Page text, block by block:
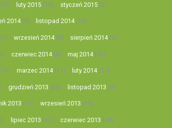
luty 2015 (10) styczeń 2015(3)
2014(9) listopad 2014(13)
wrzesień 2014(9) sierpień 2014(9)
czerwiec 2014(8) maj 2014(13)
marzec 2014(11) luty 2014(11)
grudzień 2013 (22) listopad 2013 (9)
2013 (11) wrzesień 2013 (19)
lipiec 2013 (12) czerwiec 2013 (18)